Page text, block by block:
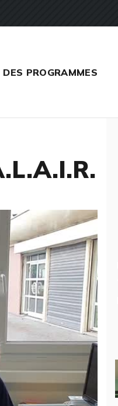
DES PROGRAMMES